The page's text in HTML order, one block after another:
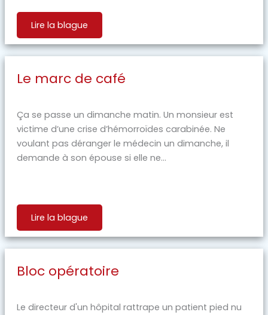
Lire la blague
Le marc de café
Ça se passe un dimanche matin. Un monsieur est
victime d’une crise d’hémorroïdes carabinée. Ne
voulant pas déranger le médecin un dimanche, il
demande à son épouse si elle ne...
Lire la blague
Bloc opératoire
Le directeur d'un hôpital rattrape un patient pied nu